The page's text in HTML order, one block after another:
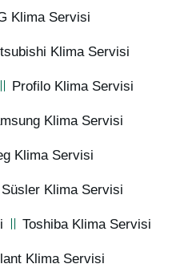
Klima Servisi
Klima Servisi
Profilo Klima Servisi
Klima Servisi
Klima Servisi
Süsler Klima Servisi
Toshiba Klima Servisi
Klima Servisi